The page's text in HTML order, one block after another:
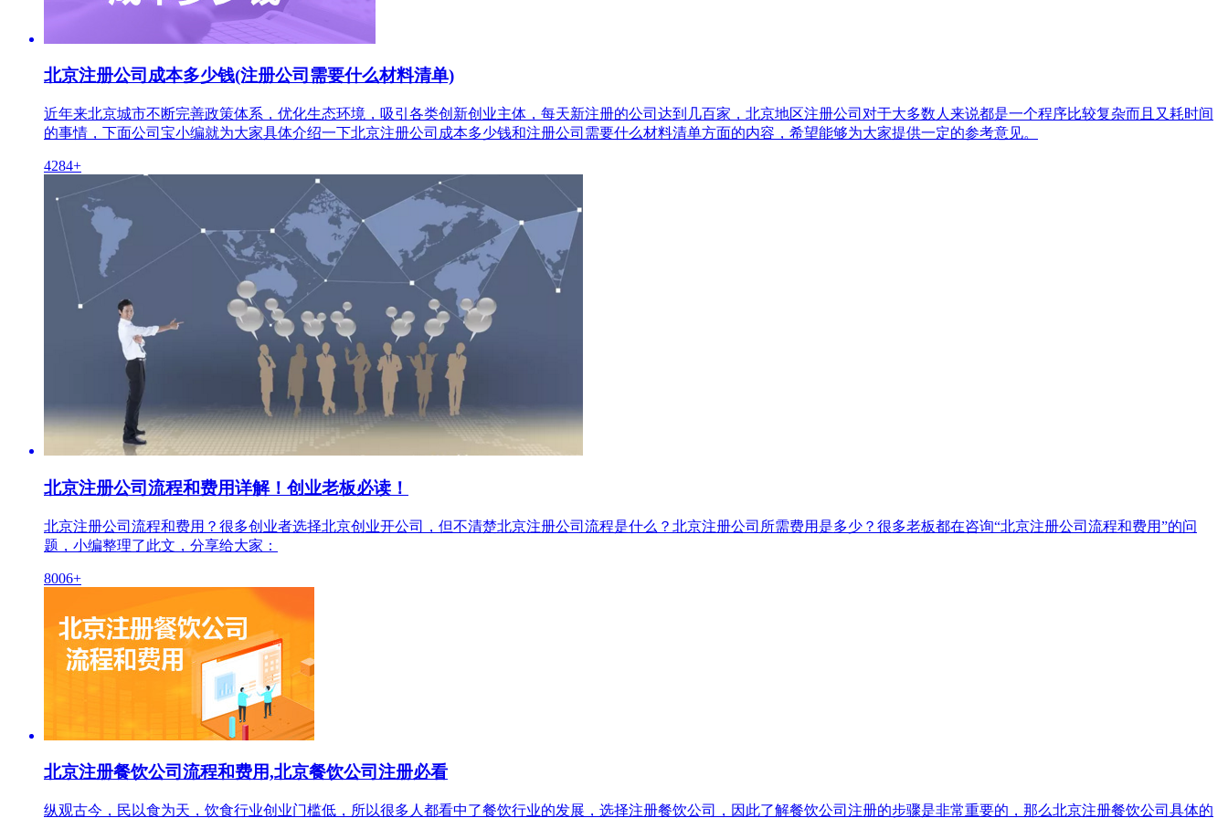
北京注册公司成本多少钱(注册公司需要什么材料清单)
近年来北京城市不断完善政策体系，优化生态环境，吸引各类创新创业主体，每天新注册的公司达到几百家，北京地区注册公司对于大多数人来说都是一个程序比较复杂而且又耗时间
的事情，下面公司宝小编就为大家具体介绍一下北京注册公司成本多少钱和注册公司需要什么材料清单方面的内容，希望能够为大家提供一定的参考意见。
4284+
北京注册公司流程和费用详解！创业老板必读！
北京注册公司流程和费用？很多创业者选择北京创业开公司，但不清楚北京注册公司流程是什么？北京注册公司所需费用是多少？很多老板都在咨询“北京注册公司流程和费用”的问
题，小编整理了此文，分享给大家：
8006+
北京注册餐饮公司流程和费用,北京餐饮公司注册必看
纵观古今，民以食为天，饮食行业创业门槛低，所以很多人都看中了餐饮行业的发展，选‌‌择注册餐饮公司，因此了解餐饮公司注册的步骤是非常重要的，那么北京注册餐饮公司具体的